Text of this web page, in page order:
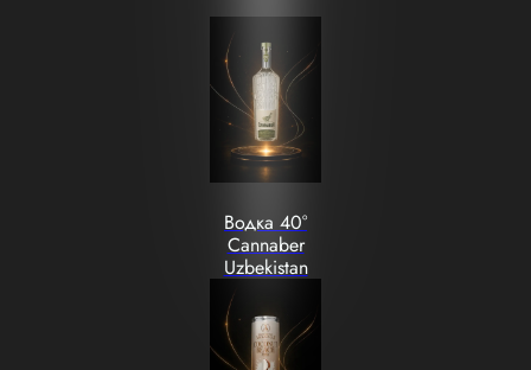
Водка 40°
Cannaber
Uzbekistan